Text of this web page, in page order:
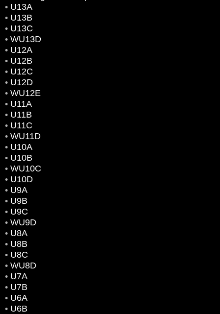
• U13A
• U13B
• U13C
• WU13D
• U12A
• U12B
• U12C
• U12D
• WU12E
• U11A
• U11B
• U11C
• WU11D
• U10A
• U10B
• WU10C
• U10D
• U9A
• U9B
• U9C
• WU9D
• U8A
• U8B
• U8C
• WU8D
• U7A
• U7B
• U6A
• U6B